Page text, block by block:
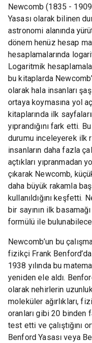
Newcomb (1835 -
Yasası olarak bilinen
astronomi alanında
dönem henüz hesap
hesaplamalarında
Logaritmik
bu kitaplarda
olarak hala insanları
ortaya koymasına yol
kitaplarında ilk
yıprandığını fark etti.
durumu inceleyerek ilk
insanların daha fazla
açtıkları yıpranmadan
çıkarak Newcomb,
daha büyük rakamla
kullanıldığını keşfetti.
bir sayının ilk
formülü ile
Newcomb’un bu
fizikçi Frank
1938 yılında bu
yeniden ele aldı.
olarak nehirlerin
moleküler ağırlıkları,
oranları gibi 20
test etti ve çalıştığını
Benford Yasası veya